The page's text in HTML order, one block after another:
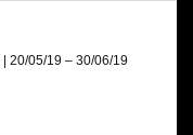
| 20/05/19 – 30/06/19